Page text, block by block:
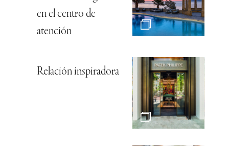
en el centro de
atención
Relación inspiradora